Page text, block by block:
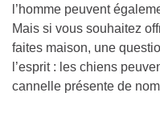
l’homme peuvent
Mais si vous souhaitez
faites maison, une
l’esprit : les chiens
cannelle présente de